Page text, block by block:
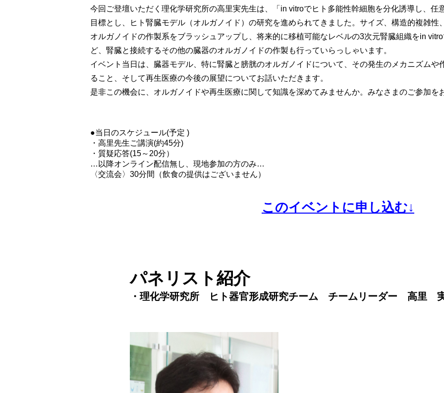
今回ご登壇いただく理化学研究所の高里実先生は、「in vitroでヒト多能性幹細胞を分化誘導し、任
目標とし、ヒト腎臓モデル（オルガノイド）の研究を進められてきました。サイズ、構造的複雑
オルガノイドの作製系をブラッシュアップし、将来的に移植可能なレベルの3次元腎臓組織をin
ど、腎臓と接続するその他の臓器のオルガノイドの作製も行っていらっしゃいます。
イベント当日は、臓器モデル、特に腎臓と膀胱のオルガノイドについて、その発生のメカニズムや
ること、そして再生医療の今後の展望についてお話いただきます。
是非この機会に、オルガノイドや再生医療に関して知識を深めてみませんか。みなさまのご参加を
●当日のスケジュール(予定 )
・高里先生ご講演(約45分)
・質疑応答(15～20分）
…以降オンライン配信無し、現地参加の方のみ…
〈交流会〉30分間（飲食の提供はございません）
このイベントに申し込む↓
パネリスト紹介
・理化学研究所 ヒト器官形成研究チーム チームリーダー 高里